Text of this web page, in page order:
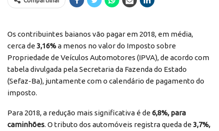
Os contribuintes baianos vão pagar em 2018, em média,
cerca de 3,16%a menos no valor do Imposto sobre
Propriedade de Veículos Automotores (IPVA), de acordo com
tabela divulgada pela Secretaria da Fazenda do Estado
(Sefaz-Ba), juntamente com o calendário de pagamento do
imposto.
Para 2018, a redução mais significativa é de 6,8%, para
caminhões. O tributo dos automóveis registra queda de 3,7%,